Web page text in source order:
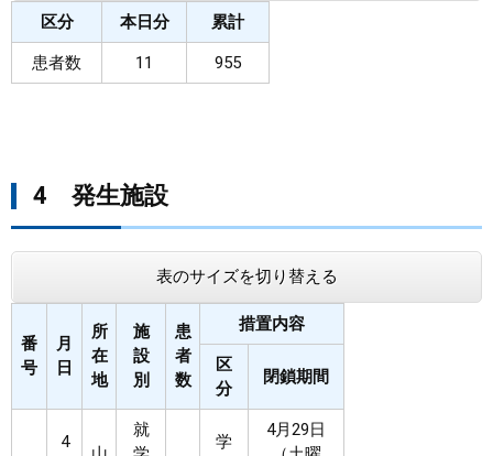
区分 本日分 累計
患者数 11 955
4 発生施設
表のサイズを切り替える
番
号
月
日
所
在
地
施
設
別
患
者
数
措置内容
区
分
閉鎖期間
4
就
学
4月29日